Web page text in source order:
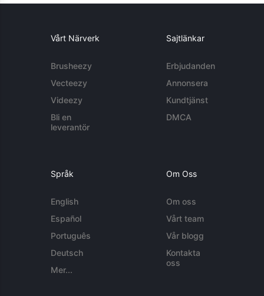
Vårt Närverk
Brusheezy
Vecteezy
Videezy
Bli en
leverantör
Sajtlänkar
Erbjudanden
Annonsera
Kundtjänst
DMCA
Språk
English
Español
Português
Deutsch
Mer...
Om Oss
Om oss
Vårt team
Vår blogg
Kontakta
oss